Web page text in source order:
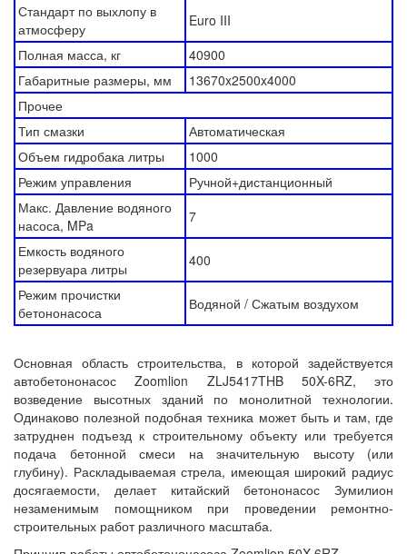
Стандарт по выхлопу в
атмосферу
Euro III
Полная масса, кг
40900
Габаритные размеры, мм
13670x2500x4000
Прочее
Тип смазки
Автоматическая
Объем гидробака литры
1000
Режим управления
Ручной+дистанционный
Макс. Давление водяного
насоса, MPa
7
Емкость водяного
резервуара литры
400
Режим прочистки
бетононасоса
Водяной / Сжатым воздухом
Основная область строительства, в которой задействуется
автобетононасос Zoomlion ZLJ5417THB 50X-6RZ, это
возведение высотных зданий по монолитной технологии.
Одинаково полезной подобная техника может быть и там, где
затруднен подъезд к строительному объекту или требуется
подача бетонной смеси на значительную высоту (или
глубину). Раскладываемая стрела, имеющая широкий радиус
досягаемости, делает китайский бетононасос Зумилион
незаменимым помощником при проведении ремонтно-
строительных работ различного масштаба.